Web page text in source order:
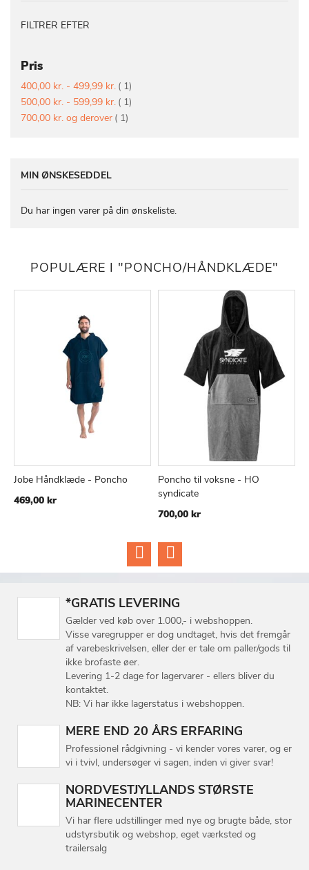
FILTRER EFTER
Pris
400,00 kr. - 499,99 kr. 1vare
500,00 kr. - 599,99 kr. 1vare
700,00 kr. og derover 1vare
MIN ØNSKESEDDEL
Du har ingen varer på din ønskeliste.
POPULÆRE I "PONCHO/HÅNDKLÆDE"
SAMMENLIGN
Jobe Håndklæde - Poncho
469,00 kr
Læg i kurv
Poncho til voksne - HO
syndicate
700,00 kr
*GRATIS LEVERING
Gælder ved køb over 1.000,- i webshoppen.
Visse varegrupper er dog undtaget, hvis det fremgår
af varebeskrivelsen, eller der er tale om paller/gods til
ikke brofaste øer.
Levering 1-2 dage for lagervarer - ellers bliver du
kontaktet.
NB: Vi har ikke lagerstatus i webshoppen.
MERE END 20 ÅRS ERFARING
Professionel rådgivning - vi kender vores varer, og er
vi i tvivl, undersøger vi sagen, inden vi giver svar!
NORDVESTJYLLANDS STØRSTE
MARINECENTER
Vi har flere udstillinger med nye og brugte både, stor
udstyrsbutik og webshop, eget værksted og
trailersalg